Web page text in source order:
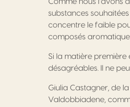
substances
concentre le faible
composés
Si la matière
désagréables. Il ne
Giulia Castagner, de la
Valdobbiadene,